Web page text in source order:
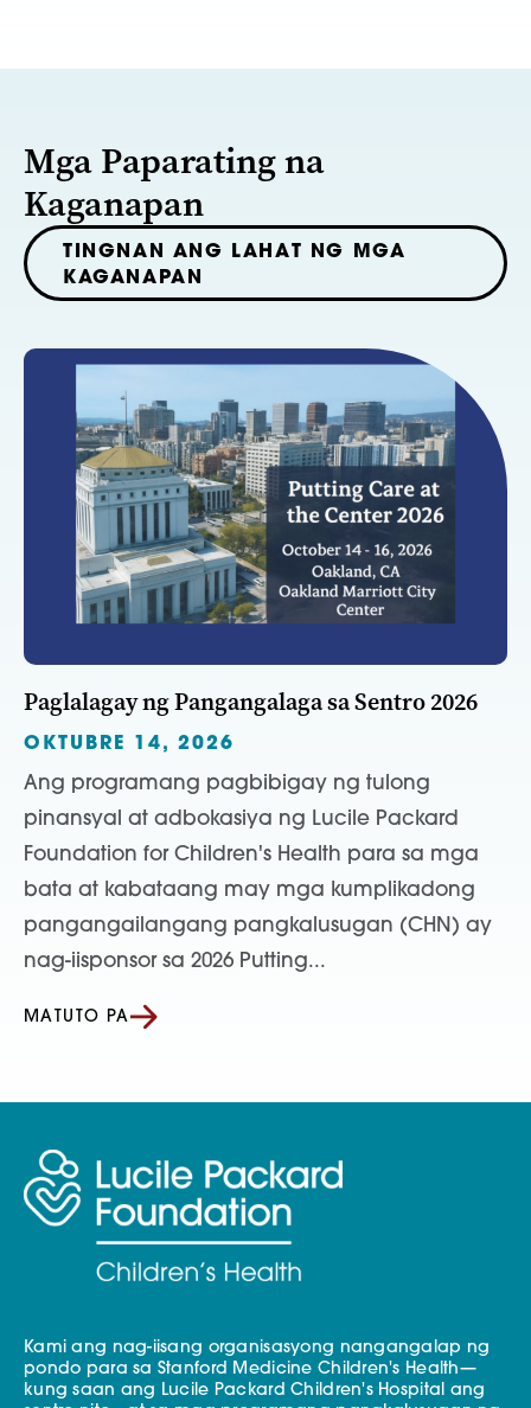
Mga Paparating na
Kaganapan
TINGNAN ANG LAHAT NG MGA
KAGANAPAN
Paglalagay ng Pangangalaga sa Sentro 2026
OKTUBRE 14, 2026
Ang programang pagbibigay ng tulong
pinansyal at adbokasiya ng Lucile Packard
Foundation for Children's Health para sa mga
bata at kabataang may mga kumplikadong
pangangailangang pangkalusugan (CHN) ay
nag-iisponsor sa 2026 Putting...
MATUTO PA
Kami ang nag-iisang organisasyong nangangalap ng
pondo para sa Stanford Medicine Children's Health—
kung saan ang Lucile Packard Children's Hospital ang